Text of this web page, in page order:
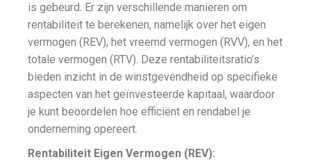
is gebeurd. Er zijn verschillende manieren om
rentabiliteit te berekenen, namelijk over het eigen
vermogen (REV), het vreemd vermogen (RVV), en het
totale vermogen (RTV). Deze rentabiliteitsratio’s
bieden inzicht in de winstgevendheid op specifieke
aspecten van het geïnvesteerde kapitaal, waardoor
je kunt beoordelen hoe efficiënt en rendabel je
onderneming opereert.
Rentabiliteit Eigen Vermogen (REV):